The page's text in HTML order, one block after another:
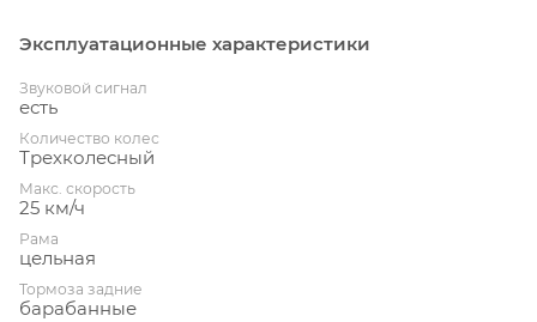
Эксплуатационные характеристики
Звуковой сигнал
есть
Количество колес
Трехколесный
Макс. скорость
25 км/ч
Рама
цельная
Тормоза задние
барабанные